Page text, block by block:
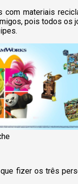
materiais
pois todos os
que fizer os três